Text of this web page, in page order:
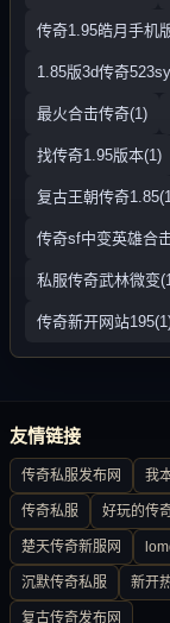
传奇1.95皓月手机
1.85版3d传奇
最火合击传奇(1)
找传奇1.95版本(1)
复古王朝传奇
传奇sf中变英雄合
私服传奇武林微变
传奇新开网站
友情链接
传奇私服发布网 我
传奇私服 好玩的传
楚天传奇新服网
沉默传奇私服 新开
复古传奇发布网